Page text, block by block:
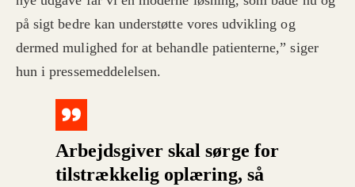
på sigt bedre kan understøtte vores udvikling og
dermed mulighed for at behandle patienterne,” siger
hun i pressemeddelelsen.
Arbejdsgiver skal sørge for
tilstrækkelig oplæring, så